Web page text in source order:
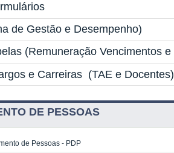
de Gestão e Desempenho)
(Remuneração Vencimentos
e Carreiras (TAE e Docentes)
DE PESSOAS
de Pessoas - PDP